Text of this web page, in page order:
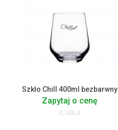
Szkło Chill 400ml bezbarwny
Zapytaj o cenę
G_520_X